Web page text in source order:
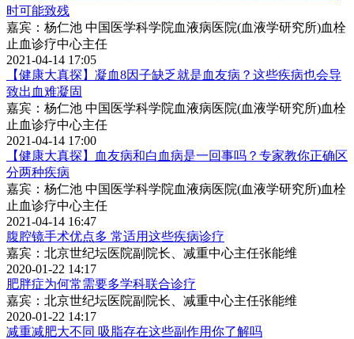
时可能致残
嘉宾：杨仁池 中国医学科学院血液病医院(血液学研究所)血栓
止血诊疗中心主任
2021-04-14 17:05
【健康大真探】凝血8因子缺乏就是血友病？这些疾病也会导
致出血难凝固
嘉宾：杨仁池 中国医学科学院血液病医院(血液学研究所)血栓
止血诊疗中心主任
2021-04-14 17:00
【健康大真探】血友病和白血病是一回事吗？专家教你正确区
分两种疾病
嘉宾：杨仁池 中国医学科学院血液病医院(血液学研究所)血栓
止血诊疗中心主任
2021-04-14 16:47
腹腔镜手术优点多 常适用这些疾病诊疗
嘉宾：北京世纪坛医院副院长、减重中心主任张能维
2020-01-22 14:17
肥胖症为何常需要多学科联合诊疗
嘉宾：北京世纪坛医院副院长、减重中心主任张能维
2020-01-22 14:17
减重减肥大不同 吸脂存在这些副作用你了解吗